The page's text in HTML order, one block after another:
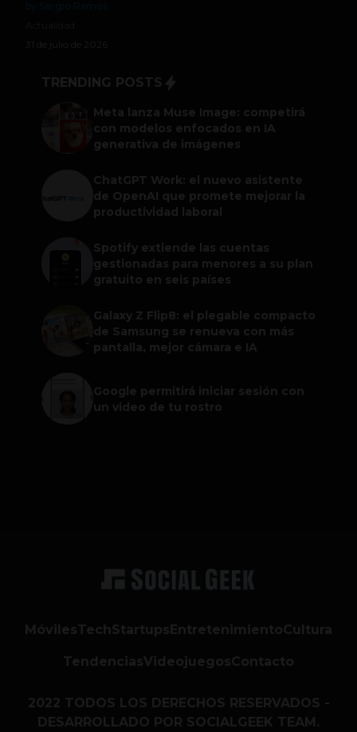
31 de julio de 2026
TRENDING POSTS
Meta lanza Muse Image: competirá
con modelos enfocados en IA
generativa de imágenes
ChatGPT Work: el nuevo asistente
de OpenAI que promete mejorar la
productividad laboral
Spotify extiende las cuentas
gestionadas para menores a su plan
gratuito en seis países
Galaxy Z Flip8: el plegable compacto
de Samsung se renueva con más
pantalla, mejor cámara e IA
Google permitirá iniciar sesión con
un video de tu rostro